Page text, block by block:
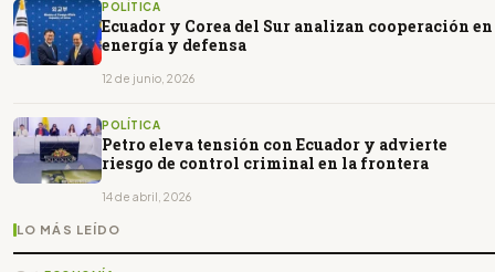
POLÍTICA
Ecuador y Corea del Sur analizan cooperación en
energía y defensa
12 de junio, 2026
POLÍTICA
Petro eleva tensión con Ecuador y advierte
riesgo de control criminal en la frontera
14 de abril, 2026
LO MÁS LEÍDO